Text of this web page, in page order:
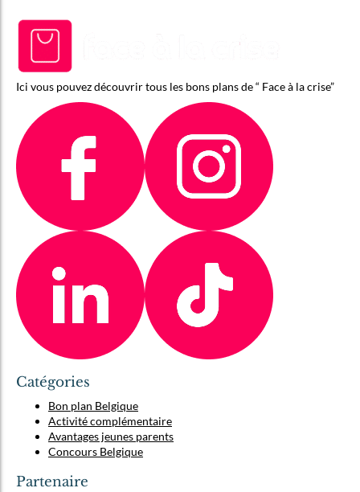
Ici vous pouvez découvrir tous les bons plans de “ Face à la crise”
Catégories
Bon plan Belgique
Activité complémentaire
Avantages jeunes parents
Concours Belgique
Partenaire